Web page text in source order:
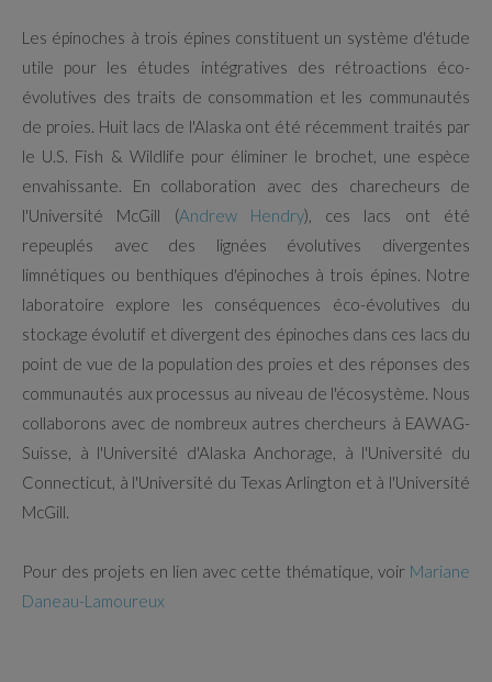
Les épinoches à trois épines constituent un système d'étude
utile pour les études intégratives des rétroactions éco-
évolutives des traits de consommation et les communautés
de proies. Huit lacs de l'Alaska ont été récemment traités par
le U.S. Fish & Wildlife pour éliminer le brochet, une espèce
envahissante. En collaboration avec des charecheurs de
l'Université McGill (Andrew Hendry), ces lacs ont été
repeuplés avec des lignées évolutives divergentes
limnétiques ou benthiques d'épinoches à trois épines. Notre
laboratoire explore les conséquences éco-évolutives du
stockage évolutif et divergent des épinoches dans ces lacs du
point de vue de la population des proies et des réponses des
communautés aux processus au niveau de l'écosystème. Nous
collaborons avec de nombreux autres chercheurs à EAWAG-
Suisse, à l'Université d'Alaska Anchorage, à l'Université du
Connecticut, à l'Université du Texas Arlington et à l'Université
McGill.
Pour des projets en lien avec cette thématique, voir Mariane
Daneau-Lamoureux